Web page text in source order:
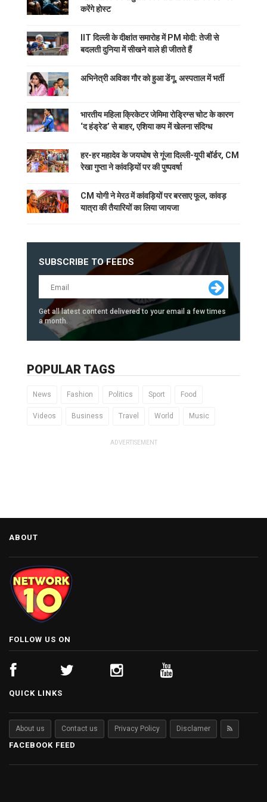
करेंगे होस्ट
IIT दिल्ली के दीक्षांत समारोह में PM मोदी: तेजी से
बदलती दुनिया में सीखने वाले ही जीतते हैं
अभिनेत्री अविका गौर को हुआ डेंगू, अस्पताल में भर्ती
भारतीय महिला क्रिकेटर जेमिमा रोड्रिग्स चोट के कारण
‘द हंड्रेड’ से बाहर, एशिया कप में खेलना संदिग्ध
हर-हर महादेव के जयघोष से गूंजा दिल्ली-यूपी बॉर्डर, CM
रेखा गुप्ता ने कांवड़ियों पर की पुष्पवर्षा
CM योगी ने मेरठ में कांवड़ियों पर बरसाए फूल, कांवड़
यात्रा की तैयारियों का लिया जायजा
SUBSCRIBE TO FEEDS
Get all latest content delivered to your email a few times
a month.
POPULAR TAGS
News Fashion Politics Sport Food
Videos Business Travel World Music
ADVERTISEMENT
ABOUT
FOLLOW US ON
QUICK LINKS
About us Contact us Privacy Policy Disclamer
FACEBOOK FEED